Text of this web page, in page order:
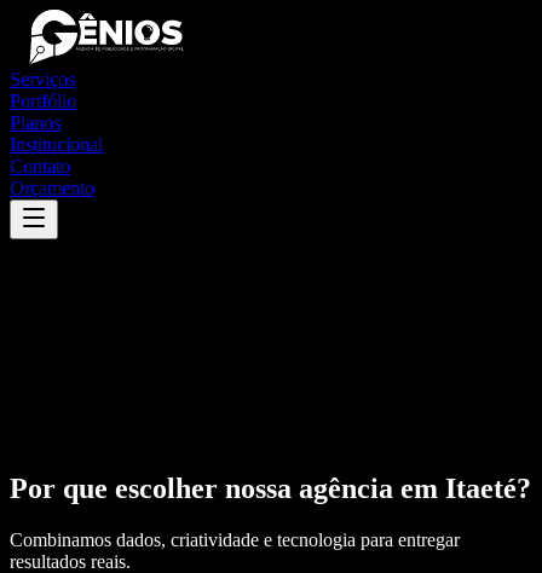
Serviços
Portfólio
Planos
Institucional
Contato
Orçamento
Por que escolher nossa agência em Itaeté?
Combinamos dados, criatividade e tecnologia para entregar
resultados reais.